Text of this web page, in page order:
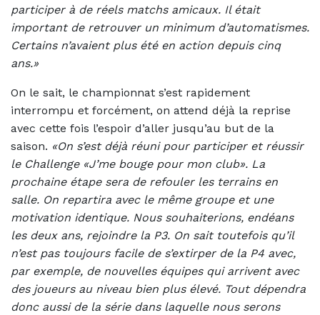
participer à de réels matchs amicaux. Il était
important de retrouver un minimum d’automatismes.
Certains n’avaient plus été en action depuis cinq
ans.»
On le sait, le championnat s’est rapidement
interrompu et forcément, on attend déjà la reprise
avec cette fois l’espoir d’aller jusqu’au but de la
saison. «On s’est déjà réuni pour participer et réussir
le Challenge «J’me bouge pour mon club». La
prochaine étape sera de refouler les terrains en
salle. On repartira avec le même groupe et une
motivation identique. Nous souhaiterions, endéans
les deux ans, rejoindre la P3. On sait toutefois qu’il
n’est pas toujours facile de s’extirper de la P4 avec,
par exemple, de nouvelles équipes qui arrivent avec
des joueurs au niveau bien plus élevé. Tout dépendra
donc aussi de la série dans laquelle nous serons